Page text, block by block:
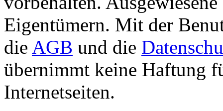
Eigentümern. Mit der
die AGB und die
übernimmt keine Haftung
Internetseiten.